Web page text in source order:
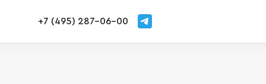
+7 (495) 287-06-00